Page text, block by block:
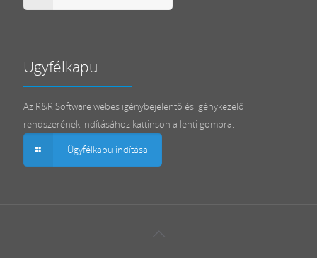
Ügyfélkapu
Az R&R Software webes igénybejelentő és igénykezelő
rendszerének indításához kattinson a lenti gombra.
Ügyfélkapu indítása